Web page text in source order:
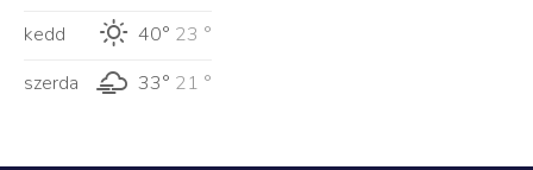
kedd
40° 23 °
szerda
33° 21 °